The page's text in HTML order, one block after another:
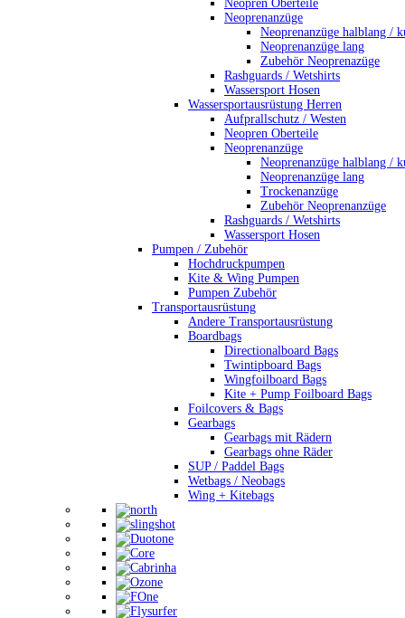
Neopren Oberteile
Neoprenanzüge
Neoprenanzüge halblang /
Neoprenanzüge lang
Zubehör Neoprenazüge
Rashguards / Wetshirts
Wassersport Hosen
Wassersportausrüstung Herren
Aufprallschutz / Westen
Neopren Oberteile
Neoprenanzüge
Neoprenanzüge halblang /
Neoprenanzüge lang
Trockenanzüge
Zubehör Neoprenanzüge
Rashguards / Wetshirts
Wassersport Hosen
Pumpen / Zubehör
Hochdruckpumpen
Kite & Wing Pumpen
Pumpen Zubehör
Transportausrüstung
Andere Transportausrüstung
Boardbags
Directionalboard Bags
Twintipboard Bags
Wingfoilboard Bags
Kite + Pump Foilboard Bags
Foilcovers & Bags
Gearbags
Gearbags mit Rädern
Gearbags ohne Räder
SUP / Paddel Bags
Wetbags / Neobags
Wing + Kitebags